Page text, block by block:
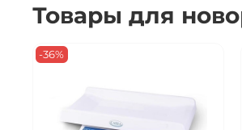
Товары для
-36%